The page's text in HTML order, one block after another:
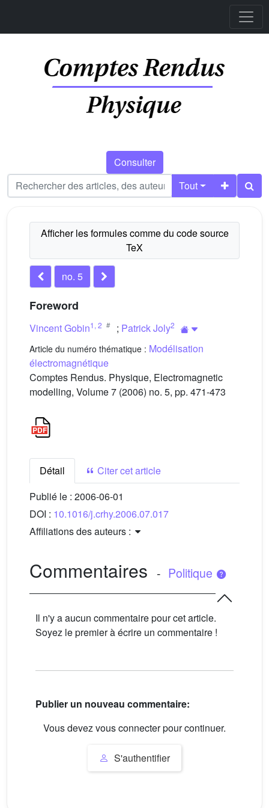
Consulter
Tout
no. 5
Foreword
Vincent Gobin1 , 2 ; Patrick Joly2
Article du numéro thématique : Modélisation
électromagnétique
Comptes Rendus. Physique, Electromagnetic
modelling, Volume 7 (2006) no. 5, pp. 471-473
Détail
Citer cet article
Publié le : 2006-06-01
DOI : 10.1016/j.crhy.2006.07.017
Affiliations des auteurs :
Commentaires - Politique
Il n'y a aucun commentaire pour cet article.
Soyez le premier à écrire un commentaire !
Publier un nouveau commentaire:
Vous devez vous connecter pour continuer.
S'authentifier